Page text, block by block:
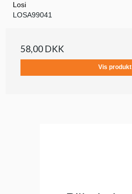
Losi
LOSA99041
58,00 DKK
Vis produkt